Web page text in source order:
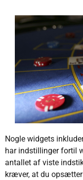
Nogle widgets
har indstillinger fortil
antallet af viste
kræver, at du